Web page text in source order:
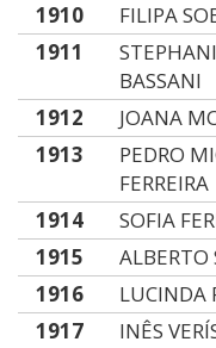
1910
FILIPA
1911
BASSANI
1912
JOANA
1913
PEDRO
FERREIRA
1914
SOFIA
1915
ALBERTO
1916
LUCINDA
1917
INÊS